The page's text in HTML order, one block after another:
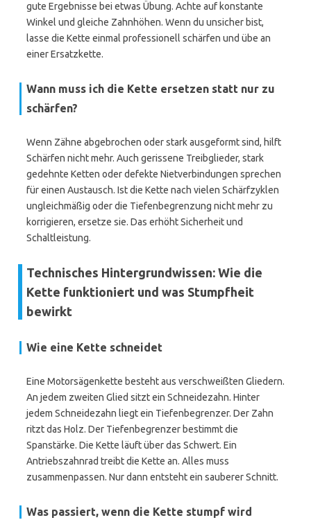
gute Ergebnisse bei etwas Übung. Achte auf konstante
Winkel und gleiche Zahnhöhen. Wenn du unsicher bist,
lasse die Kette einmal professionell schärfen und übe an
einer Ersatzkette.
Wann muss ich die Kette ersetzen statt nur zu
schärfen?
Wenn Zähne abgebrochen oder stark ausgeformt sind, hilft
Schärfen nicht mehr. Auch gerissene Treibglieder, stark
gedehnte Ketten oder defekte Nietverbindungen sprechen
für einen Austausch. Ist die Kette nach vielen Schärfzyklen
ungleichmäßig oder die Tiefenbegrenzung nicht mehr zu
korrigieren, ersetze sie. Das erhöht Sicherheit und
Schaltleistung.
Technisches Hintergrundwissen: Wie die
Kette funktioniert und was Stumpfheit
bewirkt
Wie eine Kette schneidet
Eine Motorsägenkette besteht aus verschweißten Gliedern.
An jedem zweiten Glied sitzt ein Schneidezahn. Hinter
jedem Schneidezahn liegt ein Tiefenbegrenzer. Der Zahn
ritzt das Holz. Der Tiefenbegrenzer bestimmt die
Spanstärke. Die Kette läuft über das Schwert. Ein
Antriebszahnrad treibt die Kette an. Alles muss
zusammenpassen. Nur dann entsteht ein sauberer Schnitt.
Was passiert, wenn die Kette stumpf wird